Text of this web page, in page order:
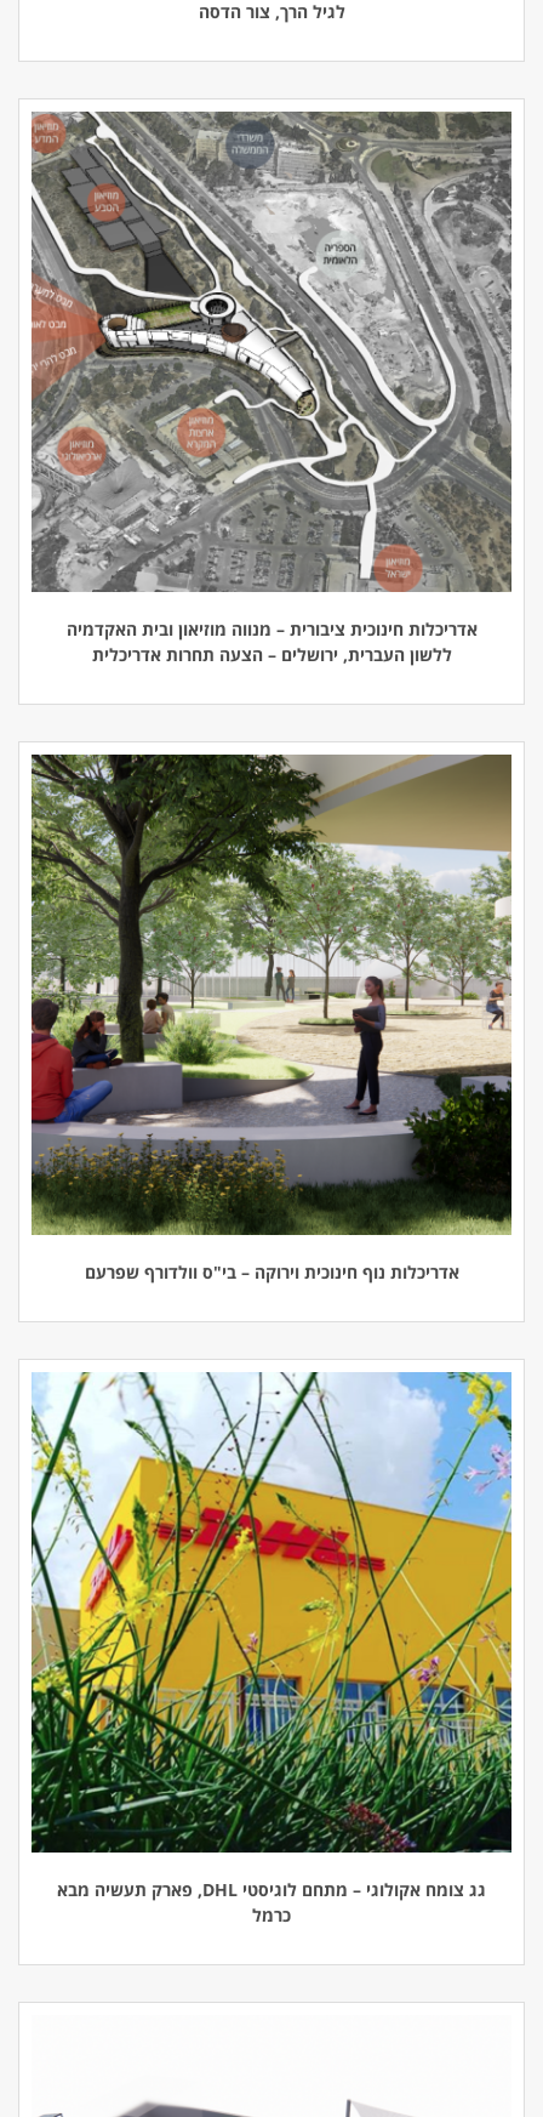
לגיל הרך, צור הדסה
אדריכלות חינוכית ציבורית – מנווה מוזיאון ובית האקדמיה
ללשון העברית, ירושלים – הצעה תחרות אדריכלית
אדריכלות נוף חינוכית וירוקה – בי"ס וולדורף שפרעם
גג צומח אקולוגי – מתחם לוגיסטי DHL, פארק תעשיה מבא
כרמל